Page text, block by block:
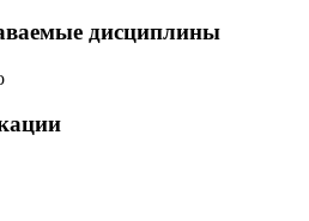
дисциплины